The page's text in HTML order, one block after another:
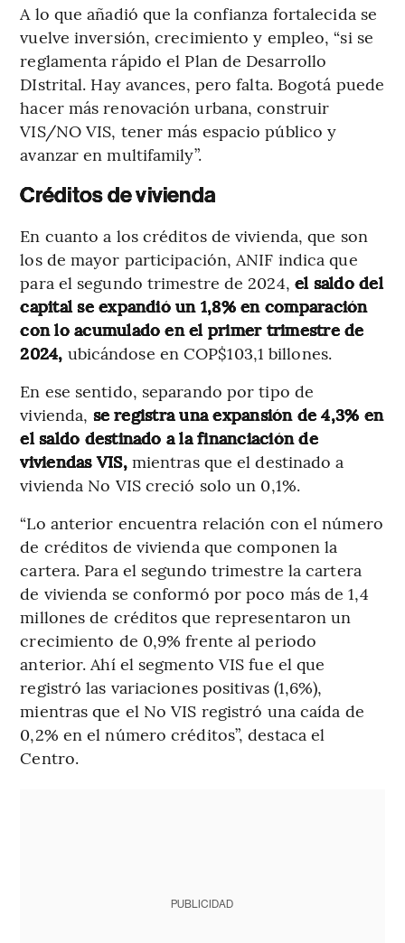
A lo que añadió que la confianza fortalecida se
vuelve inversión, crecimiento y empleo, “si se
reglamenta rápido el Plan de Desarrollo
DIstrital. Hay avances, pero falta. Bogotá puede
hacer más renovación urbana, construir
VIS/NO VIS, tener más espacio público y
avanzar en multifamily”.
Créditos de vivienda
En cuanto a los créditos de vivienda, que son
los de mayor participación, ANIF indica que
para el segundo trimestre de 2024, el saldo del
capital se expandió un 1,8% en comparación
con lo acumulado en el primer trimestre de
2024, ubicándose en COP$103,1 billones.
En ese sentido, separando por tipo de
vivienda, se registra una expansión de 4,3% en
el saldo destinado a la financiación de
viviendas VIS,mientras que el destinado a
vivienda No VIS creció solo un 0,1%.
“Lo anterior encuentra relación con el número
de créditos de vivienda que componen la
cartera. Para el segundo trimestre la cartera
de vivienda se conformó por poco más de 1,4
millones de créditos que representaron un
crecimiento de 0,9% frente al periodo
anterior. Ahí el segmento VIS fue el que
registró las variaciones positivas (1,6%),
mientras que el No VIS registró una caída de
0,2% en el número créditos”, destaca el
Centro.
PUBLICIDAD